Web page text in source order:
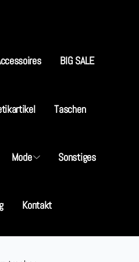
BIG SALE
Taschen
Mode Sonstiges
Kontakt